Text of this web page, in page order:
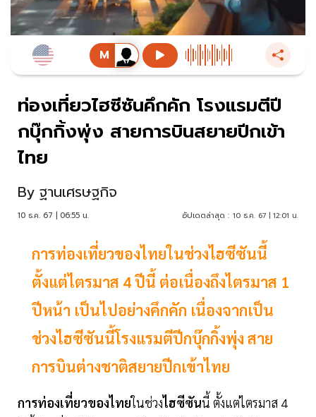
ท่องเที่ยวไฮซีซันคึกคัก โรงแรมตีปี
กบุ๊กกิ้งพุ่ง สายการบินสยายปีกเข้า
ไทย
By ฐานเศรษฐกิจ
10 ธ.ค. 67 | 06:55 น. อัปเดตล่าสุด : 10 ธ.ค. 67 | 12:01 น.
การท่องเที่ยวของไทยในช่วงไฮซีซันนี้
ตั้งแต่ไตรมาส 4 ปีนี้ ต่อเนื่องถึงไตรมาส 1
ปีหน้า เป็นไปอย่างคึกคัก เนื่องจากเป็น
ช่วงไฮซีซันนี้โรงแรมตีปีกบุ๊กกิ้งพุ่ง สาย
การบินต่างชาติสยายปีกเข้าไทย
การท่องเที่ยวของไทยในช่วงไฮซีซันนี้ ตั้งแต่ไตรมาส 4